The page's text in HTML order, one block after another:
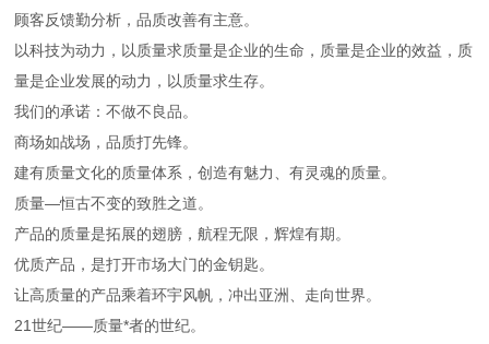
顾客反馈勤分析，品质改善有主意。
以科技为动力，以质量求质量是企业的生命，质量是企业的效益，质
量是企业发展的动力，以质量求生存。
我们的承诺：不做不良品。
商场如战场，品质打先锋。
建有质量文化的质量体系，创造有魅力、有灵魂的质量。
质量—恒古不变的致胜之道。
产品的质量是拓展的翅膀，航程无限，辉煌有期。
优质产品，是打开市场大门的金钥匙。
让高质量的产品乘着环宇风帆，冲出亚洲、走向世界。
21世纪——质量*者的世纪。